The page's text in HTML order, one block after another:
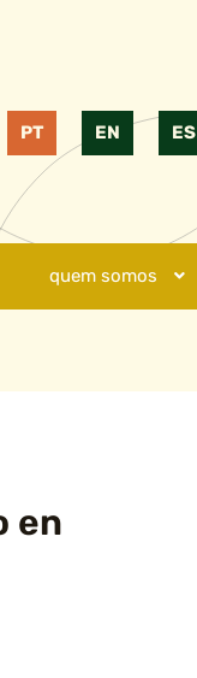
PT EN ES
quem somos
en